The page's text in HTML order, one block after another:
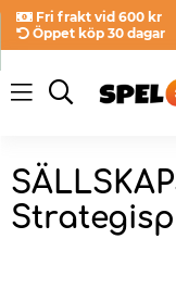
Fri frakt vid 600 kr
Öppet köp 30 dagar